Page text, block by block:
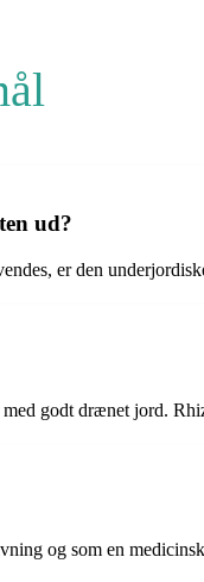
ud?
er den
godt drænet jord.
og som en